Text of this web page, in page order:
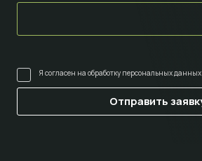
Я согласен на обработку персональных данных